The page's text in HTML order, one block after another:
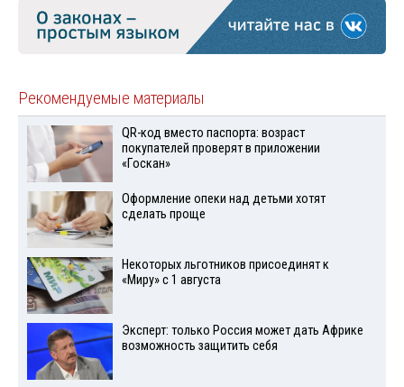
Рекомендуемые материалы
QR-код вместо паспорта: возраст
покупателей проверят в приложении
«Госкан»
Оформление опеки над детьми хотят
сделать проще
Некоторых льготников присоединят к
«Миру» с 1 августа
Эксперт: только Россия может дать Африке
возможность защитить себя